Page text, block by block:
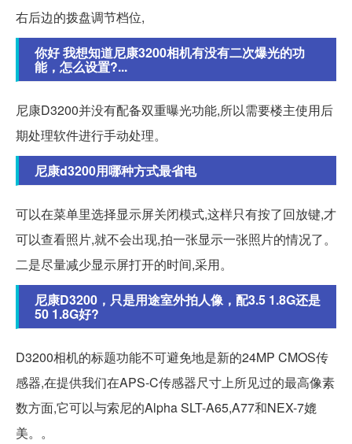
右后边的拨盘调节档位,
你好 我想知道尼康3200相机有没有二次爆光的功
能，怎么设置?...
尼康D3200并没有配备双重曝光功能,所以需要楼主使用后
期处理软件进行手动处理。
尼康d3200用哪种方式最省电
可以在菜单里选择显示屏关闭模式,这样只有按了回放键,才
可以查看照片,就不会出现,拍一张显示一张照片的情况了。
二是尽量减少显示屏打开的时间,采用。
尼康D3200，只是用途室外拍人像，配3.5 1.8G还是
50 1.8G好?
D3200相机的标题功能不可避免地是新的24MP CMOS传
感器,在提供我们在APS-C传感器尺寸上所见过的最高像素
数方面,它可以与索尼的Alpha SLT-A65,A77和NEX-7媲
美。。